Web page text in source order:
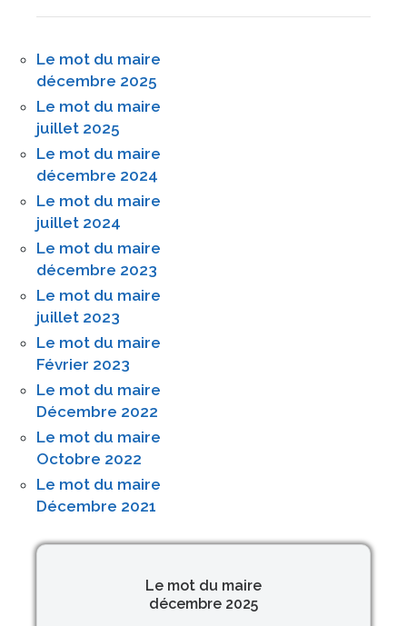
Le mot du maire
décembre 2025
Le mot du maire
juillet 2025
Le mot du maire
décembre 2024
Le mot du maire
juillet 2024
Le mot du maire
décembre 2023
Le mot du maire
juillet 2023
Le mot du maire
Février 2023
Le mot du maire
Décembre 2022
Le mot du maire
Octobre 2022
Le mot du maire
Décembre 2021
Le mot du maire
décembre 2025